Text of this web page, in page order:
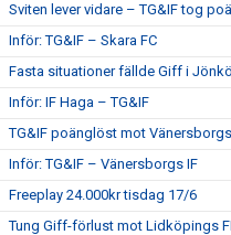
Sviten lever vidare – TG&IF tog
Inför: TG&IF – Skara FC
Fasta situationer fällde Giff i
Inför: IF Haga – TG&IF
TG&IF poänglöst mot
Inför: TG&IF – Vänersborgs IF
Freeplay 24.000kr tisdag 17/6
Tung Giff-förlust mot Lidköpings